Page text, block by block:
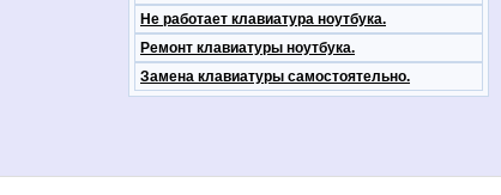
Не работает клавиатура ноутбука.
Ремонт клавиатуры ноутбука.
Замена клавиатуры самостоятельно.